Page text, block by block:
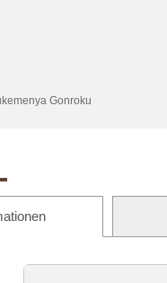
Gonroku